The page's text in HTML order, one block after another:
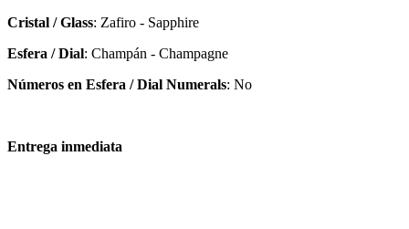
Cristal / Glass: Zafiro - Sapphire
Esfera / Dial: Champán - Champagne
Números en Esfera / Dial Numerals: No
Entrega inmediata